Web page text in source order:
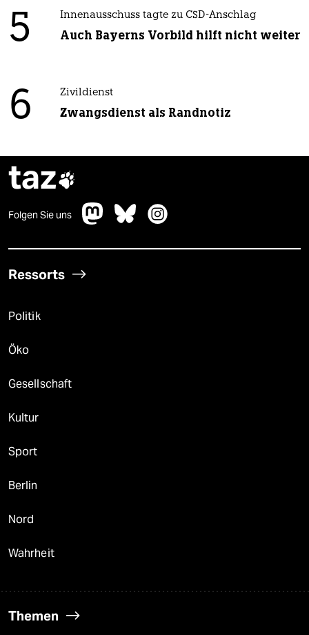
5 Innenausschuss tagte zu CSD-Anschlag
Auch Bayerns Vorbild hilft nicht weiter
6 Zivildienst
Zwangsdienst als Randnotiz
taz
Folgen Sie uns
Ressorts
Politik
Öko
Gesellschaft
Kultur
Sport
Berlin
Nord
Wahrheit
Themen